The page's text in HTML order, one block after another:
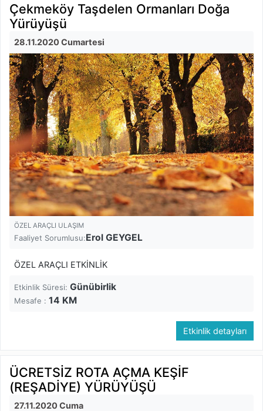
Çekmeköy Taşdelen Ormanları Doğa
Yürüyüşü
28.11.2020 Cumartesi
ÖZEL ARAÇLI ULAŞIM
Faaliyet Sorumlusu:Erol GEYGEL
ÖZEL ARAÇLI ETKİNLİK
Etkinlik Süresi: Günübirlik
Mesafe : 14 KM
Etkinlik detayları
ÜCRETSİZ ROTA AÇMA KEŞİF
(REŞADİYE) YÜRÜYÜŞÜ
27.11.2020 Cuma